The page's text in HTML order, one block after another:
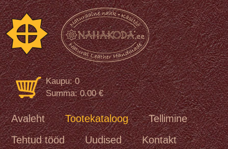
[VAR:loren]
Kaupu: 0
Summa: 0.00 €
Avaleht Tootekataloog
Tellimine
Tehtud tööd
Uudised Kontakt